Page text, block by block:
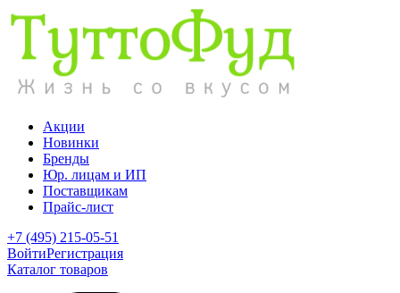
Акции
Новинки
Бренды
Юр. лицам и ИП
Поставщикам
Прайс-лист
+7 (495) 215-05-51
ВойтиРегистрация
Каталог товаров